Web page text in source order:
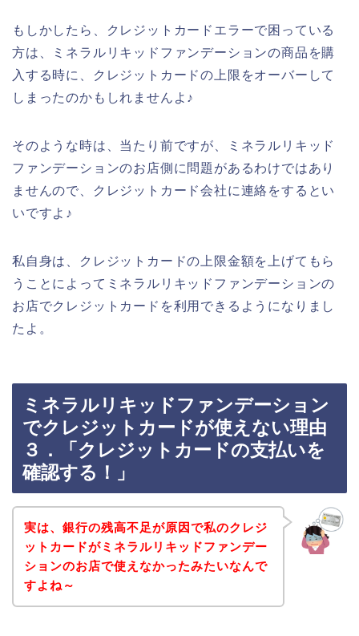
もしかしたら、クレジットカードエラーで困っている
方は、ミネラルリキッドファンデーションの商品を購
入する時に、クレジットカードの上限をオーバーして
しまったのかもしれませんよ♪
そのような時は、当たり前ですが、ミネラルリキッド
ファンデーションのお店側に問題があるわけではあり
ませんので、クレジットカード会社に連絡をするとい
いですよ♪
私自身は、クレジットカードの上限金額を上げてもら
うことによってミネラルリキッドファンデーションの
お店でクレジットカードを利用できるようになりまし
たよ。
ミネラルリキッドファンデーション
でクレジットカードが使えない理由
３．「クレジットカードの支払いを
確認する！」
実は、銀行の残高不足が原因で私のクレジ
ットカードがミネラルリキッドファンデー
ションのお店で使えなかったみたいなんで
すよね～